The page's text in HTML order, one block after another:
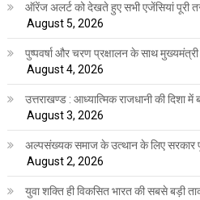
ऑरेंज अलर्ट को देखते हुए सभी एजेंसियां पूरी
August 5, 2026
पुष्पवर्षा और चरण प्रक्षालन के साथ
August 4, 2026
उत्तराखण्ड : आध्यात्मिक राजधानी की दिशा
August 3, 2026
अल्पसंख्यक समाज के उत्थान के लिए सरकार
August 2, 2026
युवा शक्ति ही विकसित भारत की सबसे बड़ी